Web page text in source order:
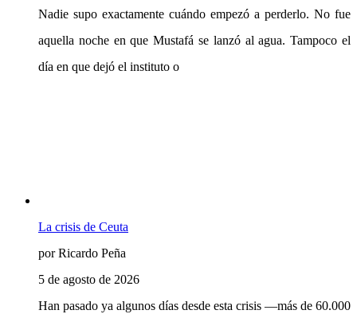
Nadie supo exactamente cuándo empezó a perderlo. No fue
aquella noche en que Mustafá se lanzó al agua. Tampoco el
día en que dejó el instituto o
La crisis de Ceuta
por Ricardo Peña
5 de agosto de 2026
Han pasado ya algunos días desde esta crisis —más de 60.000